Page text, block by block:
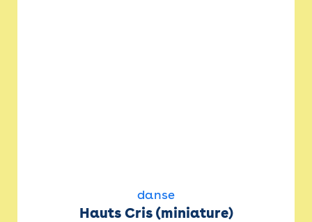
danse
Hauts Cris (miniature)